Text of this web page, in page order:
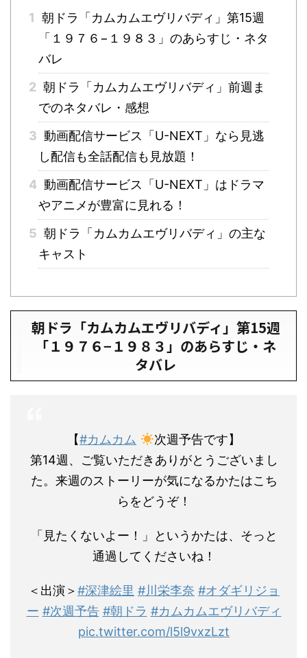
1 朝ドラ「カムカムエヴリバディ」第15週
「１９７６−１９８３」のあらすじ・ネタ
バレ
2 朝ドラ「カムカムエヴリバディ」前週ま
でのネタバレ・感想
3 動画配信サービス「U-NEXT」なら見逃
し配信も全話配信も見放題！
4 動画配信サービス「U-NEXT」はドラマ
やアニメが豊富に見れる！
5 朝ドラ「カムカムエヴリバディ」の主な
キャスト
朝ドラ「カムカムエヴリバディ」第15週
「１９７６−１９８３」のあらすじ・ネ
タバレ
【#カムカム
次週予告です】
第14週、ご覧いただきありがとうございまし
た。来週のストーリーが気になるかたはこち
らをどうぞ！
「見たくないよー！」というかたは、そっと
通過してくださいね！
＜出演＞#深津絵里 #川栄李奈 #オダギリジョ
ー #次週予告 #朝ドラ #カムカムエヴリバディ
pic.twitter.com/l5l9vxzLzt